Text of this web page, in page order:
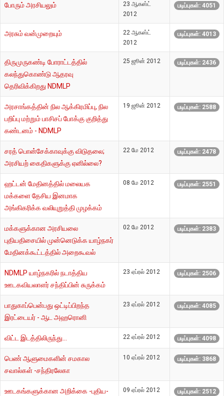
போரும் அரசியலும்
23 ஆகஸ்ட்
2012
படிப்புகள்: 4051
அரசும் வன்முறையும்
22 ஆகஸ்ட்
2012
படிப்புகள்: 4013
திருமுருகண்டி போராட்டத்தில்
கலந்துகொண்டு ஆதரவு
தெரிவிக்கிறது NDMLP
25 ஜூன் 2012 படிப்புகள்: 2436
அரசாங்கத்தின் நில ஆக்கிரமிப்பு, நில
பறிப்பு மற்றும் பாசிசப் போக்கு குறித்து
கண்டனம் - NDMLP
19 ஜூன் 2012 படிப்புகள்: 2588
சரத் பொன்சேக்காவுக்கு விடுதலை;
அரசியற் கைதிகளுக்கு ஏனில்லை?
22 மே 2012 படிப்புகள்: 2478
ஹட்டன் மேதினத்தில் மலையக
மக்களை தேசிய இனமாக
அங்கிகரிக்க வலியுறுத்தி முழக்கம்
08 மே 2012 படிப்புகள்: 2551
மக்களுக்கான அரசியலை
புதியதிசையில் முன்னெடுக்க யாழ்நகர்
மேதினக்கூட்டத்தில் அறைகூவல்
02 மே 2012 படிப்புகள்: 2383
NDMLP யாழ்நகரில் நடாத்திய
ஊடகவியலாளர் சந்திப்பின் சுருக்கம்
23 ஏப்ரல் 2012 படிப்புகள்: 2506
பாதுகாப்பென்பது ஒட்டிப்பிறந்த
இரட்டையர் - ஆட அஹரொனி
23 ஏப்ரல் 2012 படிப்புகள்: 4085
விட்ட இடத்திலிருந்து... 22 ஏப்ரல் 2012 படிப்புகள்: 4098
பெண் ஆளுமைகளின் சமகால
சவால்கள் -சந்திரலேகா
10 ஏப்ரல் 2012 படிப்புகள்: 3868
ஊடகங்களுக்கான அறிக்கை -புதிய- 09 ஏப்ரல் 2012 படிப்புகள்: 2512